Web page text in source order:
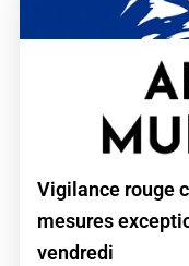
Vigilance rouge
mesures
vendredi